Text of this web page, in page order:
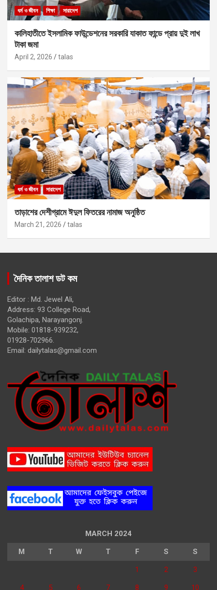
ধর্ম ও জীবন শিক্ষা সারাদেশ
কালিহাতীতে ইসলামিক ফাউন্ডেশনের সরকারি যাকাত ফান্ডে প্রায় দুই লাখ
টাকা জমা
April 2, 2026 talas
ধর্ম ও জীবন সারাদেশ
তাড়াশের দেশীগ্রামে ঈদুল ফিতরের নামাজ অনুষ্ঠিত
March 21, 2026 talas
দৈনিক তালাশ ডট কম
Editor : Md. Jewel Ali,
Address: 93 College Road,
Golachipa, Narayangonj.
Mobile: 01818-939232,
01928-702966.
Email: dailytalas@gmail.com
MARCH 2024
M T W T F S S
1 2 3
4 5 6 7 8 9 10